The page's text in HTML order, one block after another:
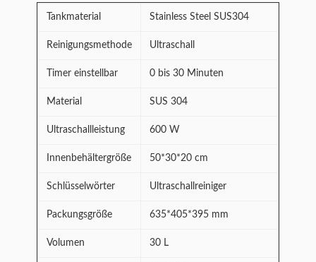
Tankmaterial Stainless Steel SUS304
Reinigungsmethode Ultraschall
Timer einstellbar 0 bis 30 Minuten
Material SUS 304
Ultraschallleistung 600 W
Innenbehältergröße 50*30*20 cm
Schlüsselwörter Ultraschallreiniger
Packungsgröße 635*405*395 mm
Volumen 30 L